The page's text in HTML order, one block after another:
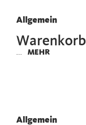
Allgemein
Wa­ren­korb
MEHR
Allgemein